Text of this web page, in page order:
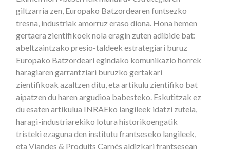
giltzarria zen, Europako Batzordearen funtsezko
tresna, industriak amorruz eraso diona. Hona hemen
gertaera zientifikoek nola eragin zuten adibide bat:
abeltzaintzako presio-taldeek estrategiari buruz
Europako Batzordeari egindako komunikazio horrek
haragiaren garrantziari buruzko gertakari
zientifikoak azaltzen ditu, eta artikulu zientifiko bat
aipatzen du haren argudioa babesteko. Eskutitzak ez
du esaten artikulua INRAEko langileek idatzi zutela,
haragi-industriarekiko lotura historikoengatik
tristeki ezaguna den institutu frantseseko langileek,
eta Viandes & Produits Carnés aldizkari frantsesean